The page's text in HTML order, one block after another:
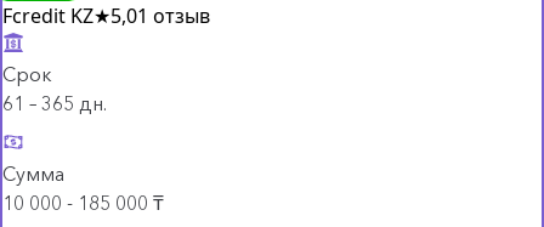
Fcredit KZ★5,01 отзыв
Срок
61 – 365 дн.
Сумма
10 000 - 185 000 ₸